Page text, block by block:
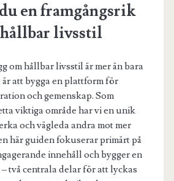
en framgångsrik
livsstil
om hållbar livsstil är mer än bara
är att bygga en plattform för
och gemenskap. Som
viktiga område har vi en unik
och vägleda andra mot mer
här guiden fokuserar primärt på
innehåll och bygger en
två centrala delar för att lyckas